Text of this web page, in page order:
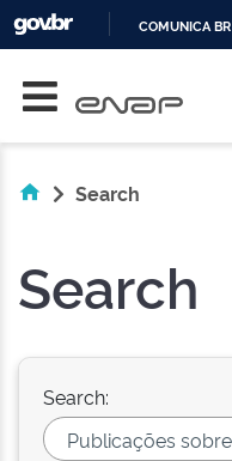
COMUNICA BR
Search
Search
Search: